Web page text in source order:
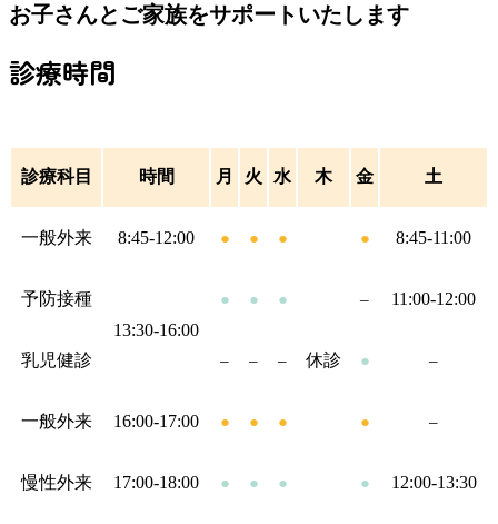
お子さんとご家族をサポートいたします
診療時間
診療科目 時間 月 火 水 木 金 土
一般外来 8:45-12:00 ● ● ●
休診
● 8:45-11:00
予防接種
13:30-16:00
● ● ● – 11:00-12:00
乳児健診 – – – ● –
一般外来 16:00-17:00 ● ● ● ● –
慢性外来 17:00-18:00 ● ● ● ● 12:00-13:30